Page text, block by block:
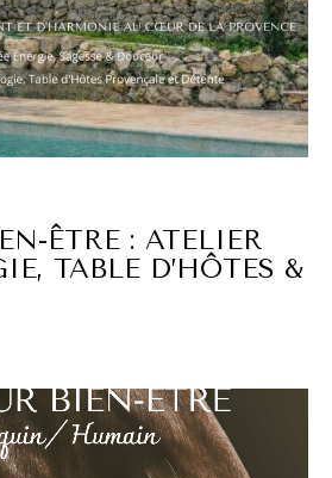
ÊTRE : ATELIER
TABLE D’HÔTES &